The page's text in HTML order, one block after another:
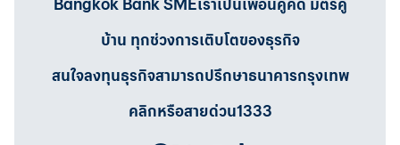
Bangkok Bank SMEเราเป็นเพื่อนคู่คิด มิตรคู่
บ้าน ทุกช่วงการเติบโตของธุรกิจ
สนใจลงทุนธุรกิจสามารถปรึกษาธนาคารกรุงเทพ
คลิกหรือสายด่วน1333